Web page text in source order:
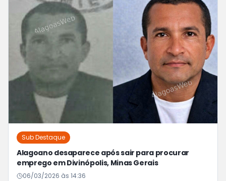
Sub Destaque
Alagoano desaparece após sair para procurar
emprego em Divinópolis, Minas Gerais
06/03/2026 às 14:36